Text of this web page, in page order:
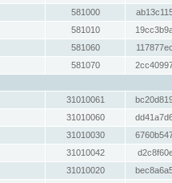
581000
581010
581060
581070
31010061
31010060
31010030
31010042
31010020